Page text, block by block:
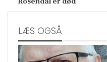
LÆS OGSÅ